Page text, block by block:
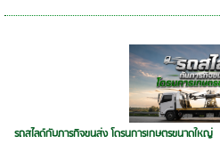
รถสไลด์กับภารกิจขนส่ง โดรนการเกษตรขนาดใหญ่